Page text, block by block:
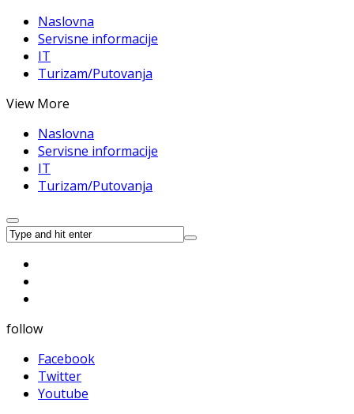
Naslovna
Servisne informacije
IT
Turizam/Putovanja
View More
Naslovna
Servisne informacije
IT
Turizam/Putovanja
follow
Facebook
Twitter
Youtube